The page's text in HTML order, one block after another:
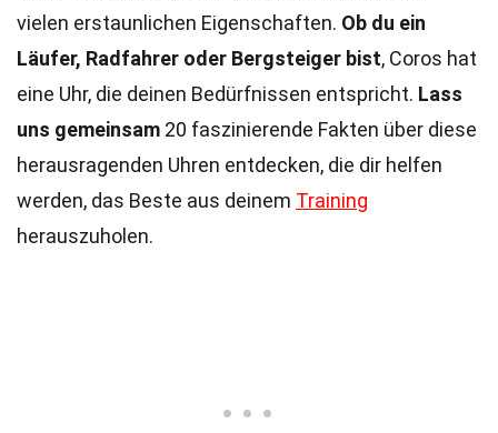
vielen erstaunlichen Eigenschaften. Ob du ein
Läufer, Radfahrer oder Bergsteiger bist, Coros hat
eine Uhr, die deinen Bedürfnissen entspricht. Lass
uns gemeinsam 20 faszinierende Fakten über diese
herausragenden Uhren entdecken, die dir helfen
werden, das Beste aus deinem Training
herauszuholen.